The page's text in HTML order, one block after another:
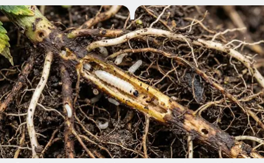
Spanish (Spain)
Spanish (Latin America)
German
French
Italian